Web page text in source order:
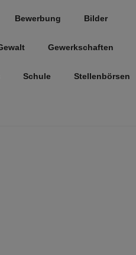
Bewerbung Bilder
Gewerkschaften
Schule Stellenbörsen